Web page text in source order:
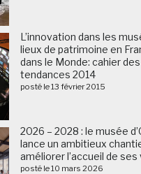
L’innovation dans les
lieux de patrimoine en
dans le Monde: cahier des
tendances 2014
posté le 13 février 2015
2026 – 2028 : le musée
lance un ambitieux
améliorer l’accueil de
posté le 10 mars 2026